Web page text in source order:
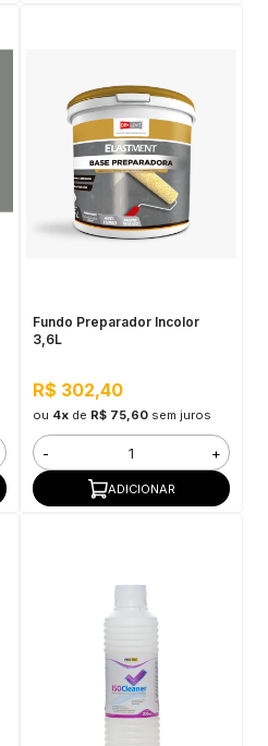
Fundo Preparador Incolor
3,6L
R$ 302,40
ou 4xde R$ 75,60 sem juros
- +
ADICIONAR